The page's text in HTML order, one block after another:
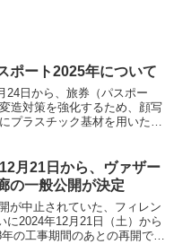
ポート2025年について
24日から、旅券（パスポー
造対策を強化するため、顔写
プラスチック基材を用いた新
時間がかかるようになりまし
行ではパスポートの盗難・紛
で以上に注意しましょう。
月21日から、ヴァザー
の一般公開が決定
が中止されていた、フィレン
2024年12月21日（土）から
の工事期間のあとの再開で